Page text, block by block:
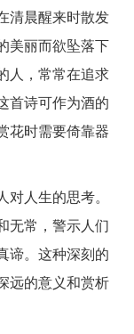
清晨醒来时散发
美丽而欲坠落下
人，常常在追求
首诗可作为酒的
花时需要倚靠器
人生的思考。
无常，警示人们
谛。这种深刻的
远的意义和赏析